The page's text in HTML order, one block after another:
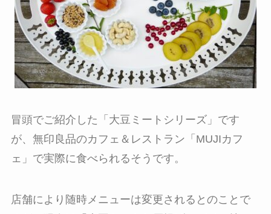
冒頭でご紹介した「大豆ミートシリーズ」です
が、無印良品のカフェ＆レストラン「MUJIカフ
ェ」で実際に食べられるそうです。
店舗により随時メニューは変更されるとのことで